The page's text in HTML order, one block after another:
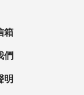
箱
們
明